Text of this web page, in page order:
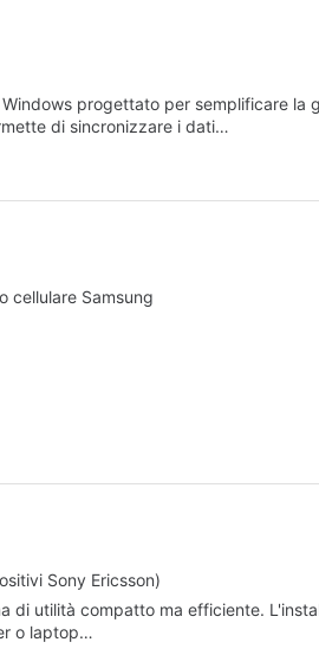
progettato per semplificare la
di sincronizzare i dati…
cellulare Samsung
Sony Ericsson)
di utilità compatto ma efficiente.
o laptop…